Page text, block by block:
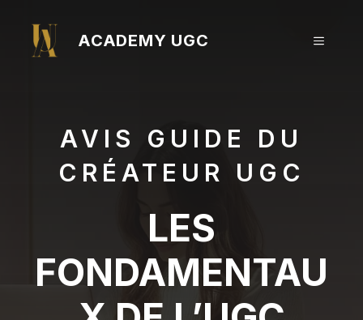
contenu
ACADEMY UGC MENU
AVIS GUIDE DU
CRÉATEUR UGC
LES
FONDAMENTAU